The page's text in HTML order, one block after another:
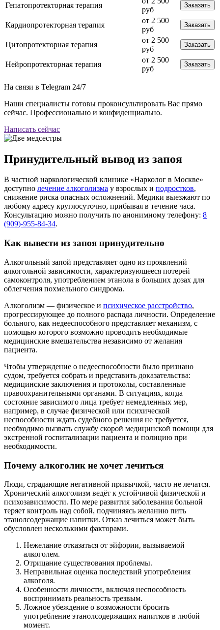
Гепатопротекторная терапия
руб
Заказать
Кардиопротекторная терапия
от 2 500
руб
Заказать
Цитопротекторная терапия
от 2 500
руб
Заказать
Нейропротекторная терапия
от 2 500
руб
Заказать
На связи в Telegram 24/7
Наши специалисты готовы проконсультировать Вас прямо
сейчас. Профессионально и конфиденциально.
Написать сейчас
Принудительный вывод из запоя
В частной наркологической клинике «Нарколог в Москве»
доступно лечение алкоголизма у взрослых и подростков,
снижение риска опасных осложнений. Медики выезжают по
любому адресу круглосуточно, прибывая в течение часа.
Консультацию можно получить по анонимному телефону: 8
(909)-955-84-34.
Как вывести из запоя принудительно
Алкогольный запой представляет одно из проявлений
алкогольной зависимости, характеризующееся потерей
самоконтроля, употреблением этанола в больших дозах для
облегчения похмельного синдрома.
Алкоголизм — физическое и психическое расстройство,
прогрессирующее до полного распада личности. Определение
больного, как недееспособного представляет механизм, с
помощью которого возможно проводить необходимые
медицинские вмешательства независимо от желания
пациента.
Чтобы утверждение о недееспособности было признано
судом, требуется собрать и представить доказательства:
медицинские заключения и протоколы, составленные
правоохранительными органами. В ситуациях, когда
состояние зависимого лица требует немедленных мер,
например, в случае физической или психической
неспособности ждать судебного решения не требуется,
необходимо вызвать службу скорой медицинской помощи для
экстренной госпитализации пациента и полицию при
необходимости.
Почему алкоголик не хочет лечиться
Люди, страдающие негативной привычкой, часто не лечатся.
Хронический алкоголизм ведёт к устойчивой физической и
психозависимости. По мере развития заболевания больной
теряет контроль над собой, подчиняясь желанию пить
этанолсодержащие напитки. Отказ лечиться может быть
обусловлен несколькими факторами.
Нежелание отказаться от эйфории, вызываемой
алкоголем.
Отрицание существования проблемы.
Неправильная оценка последствий употребления
алкоголя.
Особенности личности, включая неспособность
воспринимать реальность трезвым.
Ложное убеждение о возможности бросить
употребление этанолсодержащих напитков в любой
момент.